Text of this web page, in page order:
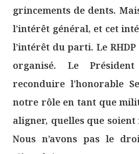
grincements de dents.
l’intérêt général, et cet
l’intérêt du parti. Le
organisé. Le
reconduire l’honorable
notre rôle en tant que
aligner, quelles que soient
Nous n’avons pas le